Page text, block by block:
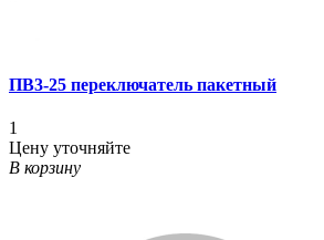
ПВ3-25 переключатель пакетный
1
Цену уточняйте
В корзину